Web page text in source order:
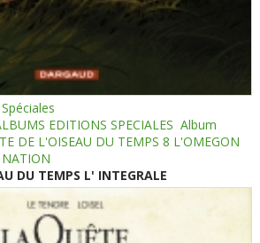
EDITIONS SPECIALES Album
DE L'OISEAU DU TEMPS 8 L'OMEGON
DU TEMPS L' INTEGRALE